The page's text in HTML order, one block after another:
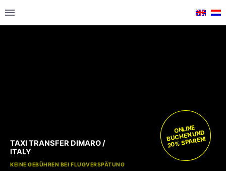
KOSTENLOSE KINDERSITZE
KEINE GEBÜHREN BEI FLUGVERSPÄTUNG
TAXI TRANSFER DIMARO /
ITALY
ONLINE
BUCHEN UND
20% SPAREN!